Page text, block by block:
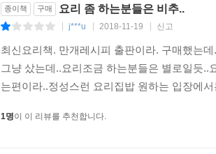
종이책 구매 요리 좀 하는분들은 비추..
j***u 2018-11-19 신고
최신요리책. 만개레시피 출판이라. 구매했는
그냥 샀는데..요리조금 하는분들은 별로일듯
는편이라..정성스런 요리집밥 원하는 입장에
1명이 이 리뷰를 추천합니다.